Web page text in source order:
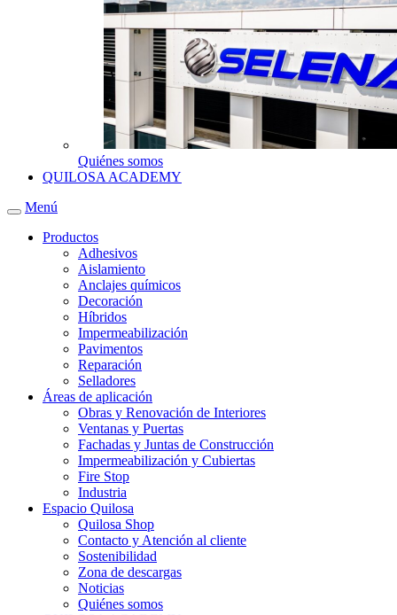
Quiénes somos
QUILOSA ACADEMY
Menú
Productos
Adhesivos
Aislamiento
Anclajes químicos
Decoración
Híbridos
Impermeabilización
Pavimentos
Reparación
Selladores
Áreas de aplicación
Obras y Renovación de Interiores
Ventanas y Puertas
Fachadas y Juntas de Construcción
Impermeabilización y Cubiertas
Fire Stop
Industria
Espacio Quilosa
Quilosa Shop
Contacto y Atención al cliente
Sostenibilidad
Zona de descargas
Noticias
Quiénes somos